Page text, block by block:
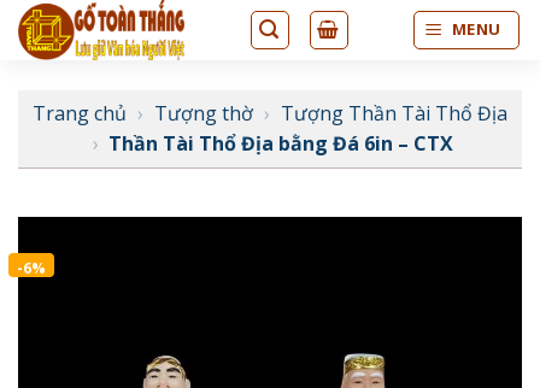
Bỏ
qua
dung
MENU
Trang chủ › Tượng thờ › Tượng Thần Tài Thổ Địa
› Thần Tài Thổ Địa bằng Đá 6in – CTX
-6%